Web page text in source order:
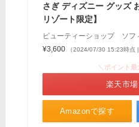
さぎ ディズニー グッズ
リゾート限定】
ビューティーショップ ソフ
¥3,600
（2024/07/30 15:23時点 |
Amazonで探す
＼ポイント
楽天市